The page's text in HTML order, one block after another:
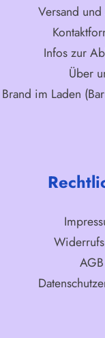
Versand
Infos zur
Über
Brand im Laden
AGB